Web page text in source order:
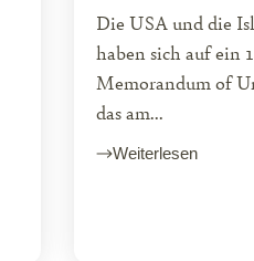
Die USA und die
haben sich auf ein
Memorandum of
das am...
Weiterlesen